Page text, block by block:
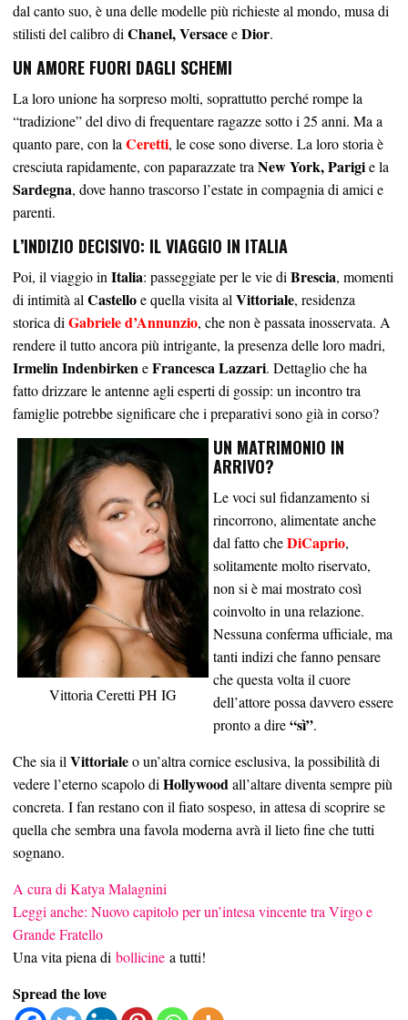
dal canto suo, è una delle modelle più richieste al mondo, musa di
stilisti del calibro diChanel, VersaceeDior.
UN AMORE FUORI DAGLI SCHEMI
La loro unione ha sorpreso molti, soprattutto perché rompe la
“tradizione” del divo di frequentare ragazze sotto i 25 anni. Ma a
quanto pare, con laCeretti, le cose sono diverse. La loro storia è
cresciuta rapidamente, con paparazzate traNew York, Parigie la
Sardegna, dove hanno trascorso l’estate in compagnia di amici e
parenti.
L’INDIZIO DECISIVO: IL VIAGGIO IN ITALIA
Poi, il viaggio inItalia: passeggiate per le vie diBrescia, momenti
di intimità alCastelloe quella visita alVittoriale, residenza
storica diGabriele d’Annunzio, che non è passata inosservata. A
rendere il tutto ancora più intrigante, la presenza delle loro madri,
Irmelin IndenbirkeneFrancesca Lazzari. Dettaglio che ha
fatto drizzare le antenne agli esperti di gossip: un incontro tra
famiglie potrebbe significare che i preparativi sono già in corso?
Vittoria Ceretti PH IG
UN MATRIMONIO IN
ARRIVO?
Le voci sul fidanzamento si
rincorrono, alimentate anche
dal fatto cheDiCaprio,
solitamente molto riservato,
non si è mai mostrato così
coinvolto in una relazione.
Nessuna conferma ufficiale, ma
tanti indizi che fanno pensare
che questa volta il cuore
dell’attore possa davvero essere
pronto a dire“sì”.
Che sia ilVittorialeo un’altra cornice esclusiva, la possibilità di
vedere l’eterno scapolo diHollywoodall’altare diventa sempre più
concreta. I fan restano con il fiato sospeso, in attesa di scoprire se
quella che sembra una favola moderna avrà il lieto fine che tutti
sognano.
A cura di Katya Malagnini
Leggi anche: Nuovo capitolo per un’intesa vincente tra Virgo e
Grande Fratello
Una vita piena di bollicine a tutti!
Spread the love